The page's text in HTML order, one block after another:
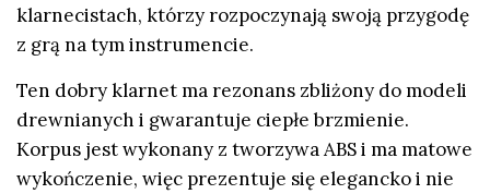
klarnecistach, którzy rozpoczynają swoją przygodę
z grą na tym instrumencie.
Ten dobry klarnet ma rezonans zbliżony do modeli
drewnianych i gwarantuje ciepłe brzmienie.
Korpus jest wykonany z tworzywa ABS i ma matowe
wykończenie, więc prezentuje się elegancko i nie